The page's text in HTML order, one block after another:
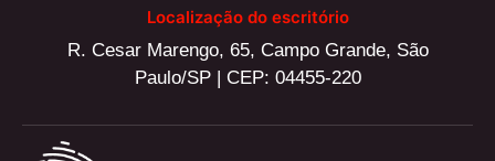
Localização do escritório
R. Cesar Marengo, 65, Campo Grande, São
Paulo/SP | CEP: 04455-220